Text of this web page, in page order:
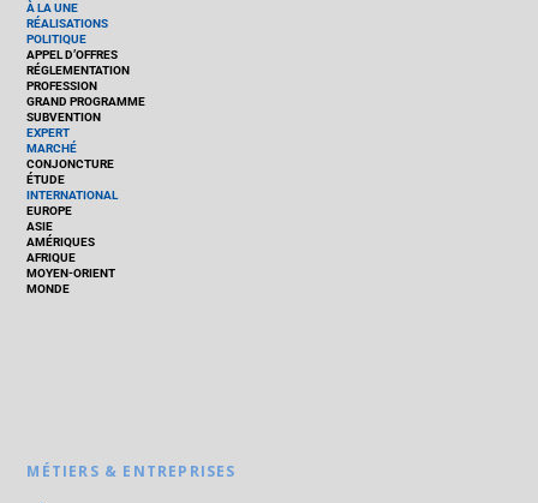
À LA UNE
RÉALISATIONS
POLITIQUE
APPEL D’OFFRES
RÉGLEMENTATION
PROFESSION
GRAND PROGRAMME
SUBVENTION
EXPERT
MARCHÉ
CONJONCTURE
ÉTUDE
INTERNATIONAL
EUROPE
ASIE
AMÉRIQUES
AFRIQUE
MOYEN-ORIENT
MONDE
MÉTIERS & ENTREPRISES